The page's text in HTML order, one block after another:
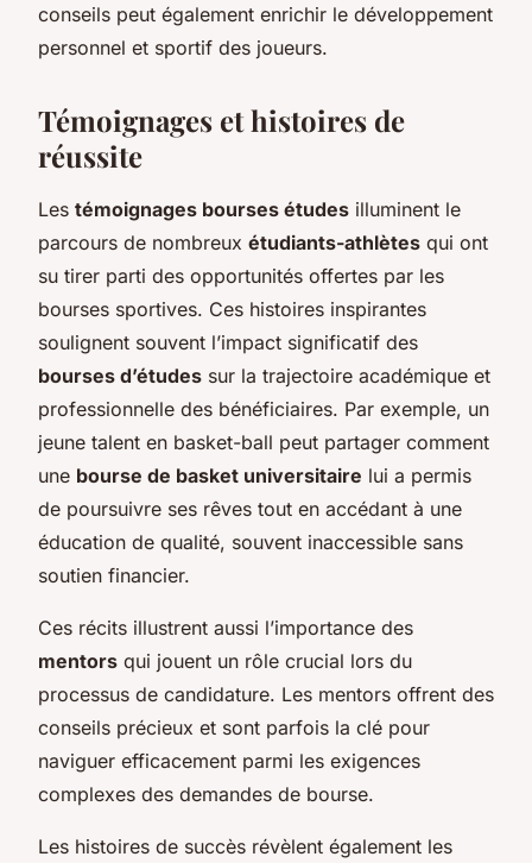
conseils peut également enrichir le développement
personnel et sportif des joueurs.
Témoignages et histoires de
réussite
Les témoignages bourses études illuminent le
parcours de nombreux étudiants-athlètes qui ont
su tirer parti des opportunités offertes par les
bourses sportives. Ces histoires inspirantes
soulignent souvent l’impact significatif des
bourses d’études sur la trajectoire académique et
professionnelle des bénéficiaires. Par exemple, un
jeune talent en basket-ball peut partager comment
une bourse de basket universitaire lui a permis
de poursuivre ses rêves tout en accédant à une
éducation de qualité, souvent inaccessible sans
soutien financier.
Ces récits illustrent aussi l’importance des
mentors qui jouent un rôle crucial lors du
processus de candidature. Les mentors offrent des
conseils précieux et sont parfois la clé pour
naviguer efficacement parmi les exigences
complexes des demandes de bourse.
Les histoires de succès révèlent également les